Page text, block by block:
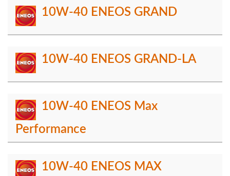
10W-40 ENEOS GRAND
10W-40 ENEOS GRAND-LA
10W-40 ENEOS Max
Performance
10W-40 ENEOS MAX